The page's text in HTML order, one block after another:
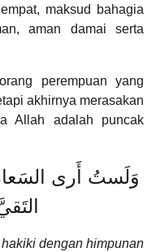
maksud bahagia
aman damai serta
perempuan yang
akhirnya merasakan
Allah adalah puncak
وَلَستُ أَرى
dengan himpunan